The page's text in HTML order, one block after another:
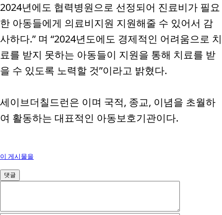
2024년에도 협력병원으로 선정되어 진료비가 필요
한 아동들에게 의료비지원 지원해줄 수 있어서 감
사하다.” 며 “2024년도에도 경제적인 어려움으로 치
료를 받지 못하는 아동들이 지원을 통해 치료를 받
을 수 있도록 노력할 것”이라고 밝혔다.
세이브더칠드런은 이며 국적, 종교, 이념을 초월하
여 활동하는 대표적인 아동보호기관이다.
이 게시물을
댓글